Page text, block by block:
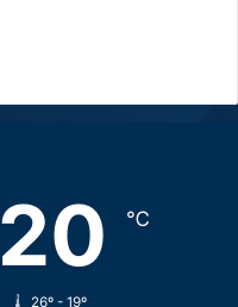
20 ℃
26º - 19º